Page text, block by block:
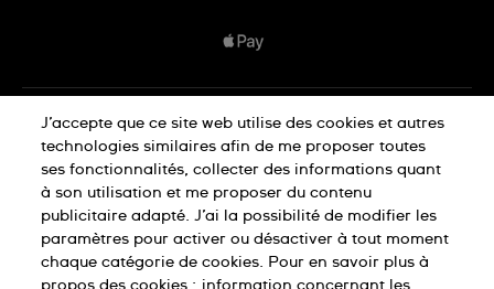
Déclaration de confidentialité
Déclaration concernant les cookies
Conditions d'utilisation
J’accepte que ce site web utilise des cookies et autres
technologies similaires afin de me proposer toutes
ses fonctionnalités, collecter des informations quant
à son utilisation et me proposer du contenu
publicitaire adapté. J’ai la possibilité de modifier les
paramètres pour activer ou désactiver à tout moment
chaque catégorie de cookies. Pour en savoir plus à
propos des cookies : information concernant les